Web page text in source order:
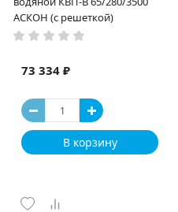
АСКОН (с решеткой)
73 334 ₽
В корзину